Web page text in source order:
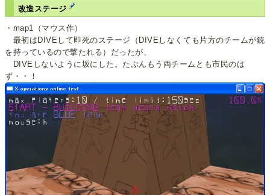
改造ステージ
・map1（マウス作）
最初はDIVEして即死のステージ（DIVEしなくても片方のチームが銃
を持っているので撃たれる）だったが、
DIVEしないように坂にした。たぶんもう両チームとも市民のは
ず・・！